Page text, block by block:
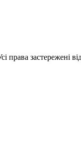
права застережені